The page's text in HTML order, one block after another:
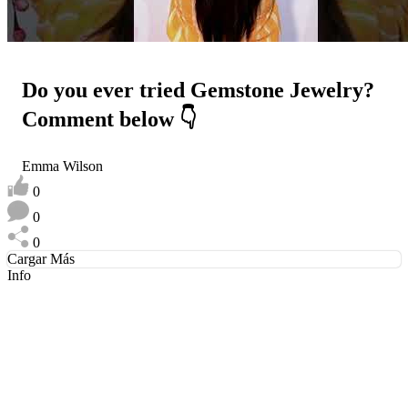
Do you ever tried Gemstone Jewelry?
Comment below 👇
Emma Wilson
0
0
0
Cargar Más
Info